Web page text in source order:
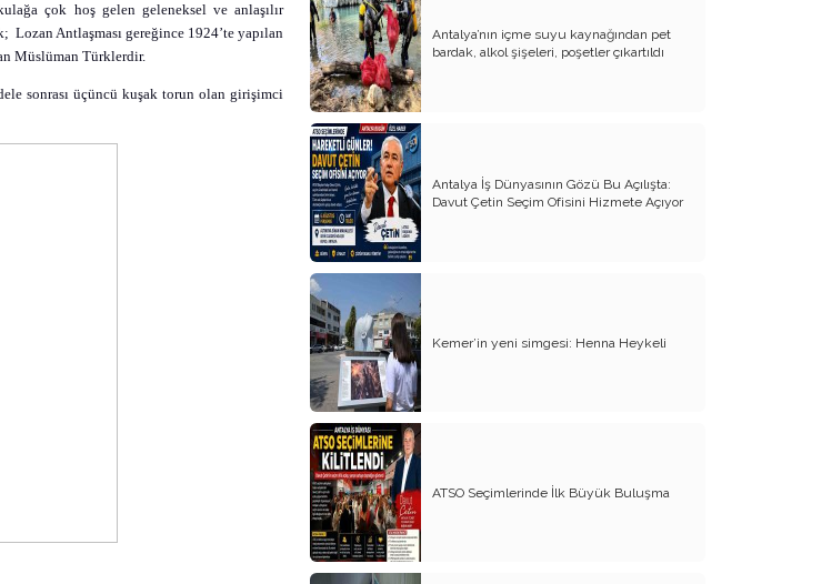
çok hoş gelen geleneksel ve anlaşılır
Lozan Antlaşması gereğince 1924’te yapılan
Müslüman Türklerdir.
sonrası üçüncü kuşak torun olan girişimci
Veda Mektubum
Avm’ler Sinek Avlıyor
Hangi Gazetecilerin Günü?
Çok Para, Çok Bela
Geçen Yıldan Akılda Kalanlar
Yeni Yıl Duam
Çağımızın Hastalığı Madde Bağımlılığı
Yürek Burkan İsyanlarım
Organ Nakli ve Bağışı Hakkında
Görüşlerim
Suyumuz Isınıyor Haberiniz Olsun!!
Sözde Kadın Hakları Günü
Engellilerimize Engel Olmayalım
Öğretmenler Günü ve Eğitim
Sistemimiz
Antalya’nın içme suyu kaynağından pet
bardak, alkol şişeleri, poşetler çıkartıldı
Antalya İş Dünyasının Gözü Bu Açılışta:
Davut Çetin Seçim Ofisini Hizmete Açıyor
Kemer’in yeni simgesi: Henna Heykeli
ATSO Seçimlerinde İlk Büyük Buluşma